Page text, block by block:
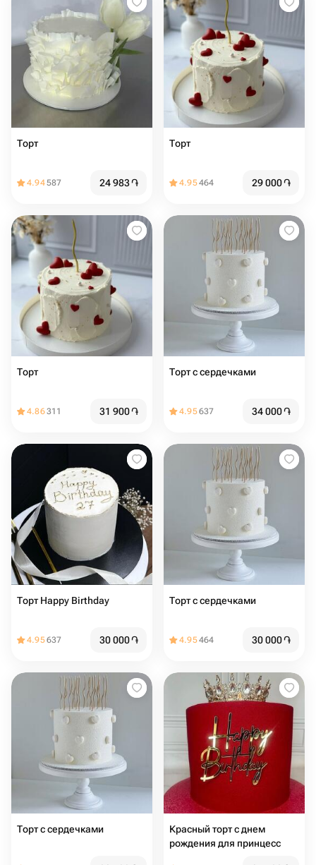
Торт
4.94587 24 983֏
Торт
4.95464 29 000֏
Торт
4.86311 31 900֏
Торт с сердечками
4.95637 34 000֏
Торт Happy Birthday
4.95637 30 000֏
Торт с сердечками
4.95464 30 000֏
Торт с сердечками
Красный торт с днем
рождения для принцесс